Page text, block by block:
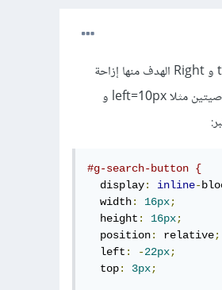
من الخصائص التي تُستعمل في ملف التنسيق css، خصائص التموضع: top,left,bottom و Right الهدف منها إزاحة
العنصر بعدد من البيكسلات من جهة واحدة أو من جهات متعددة، عن طريق إعطاء قيمة خاصيتين مثلا left=10px و
#g-search-button {
  display
: inline-
  width
: 16px;
  height
: 16px;
  position
: relative;
  left
: -22px;
  top
: 3px;